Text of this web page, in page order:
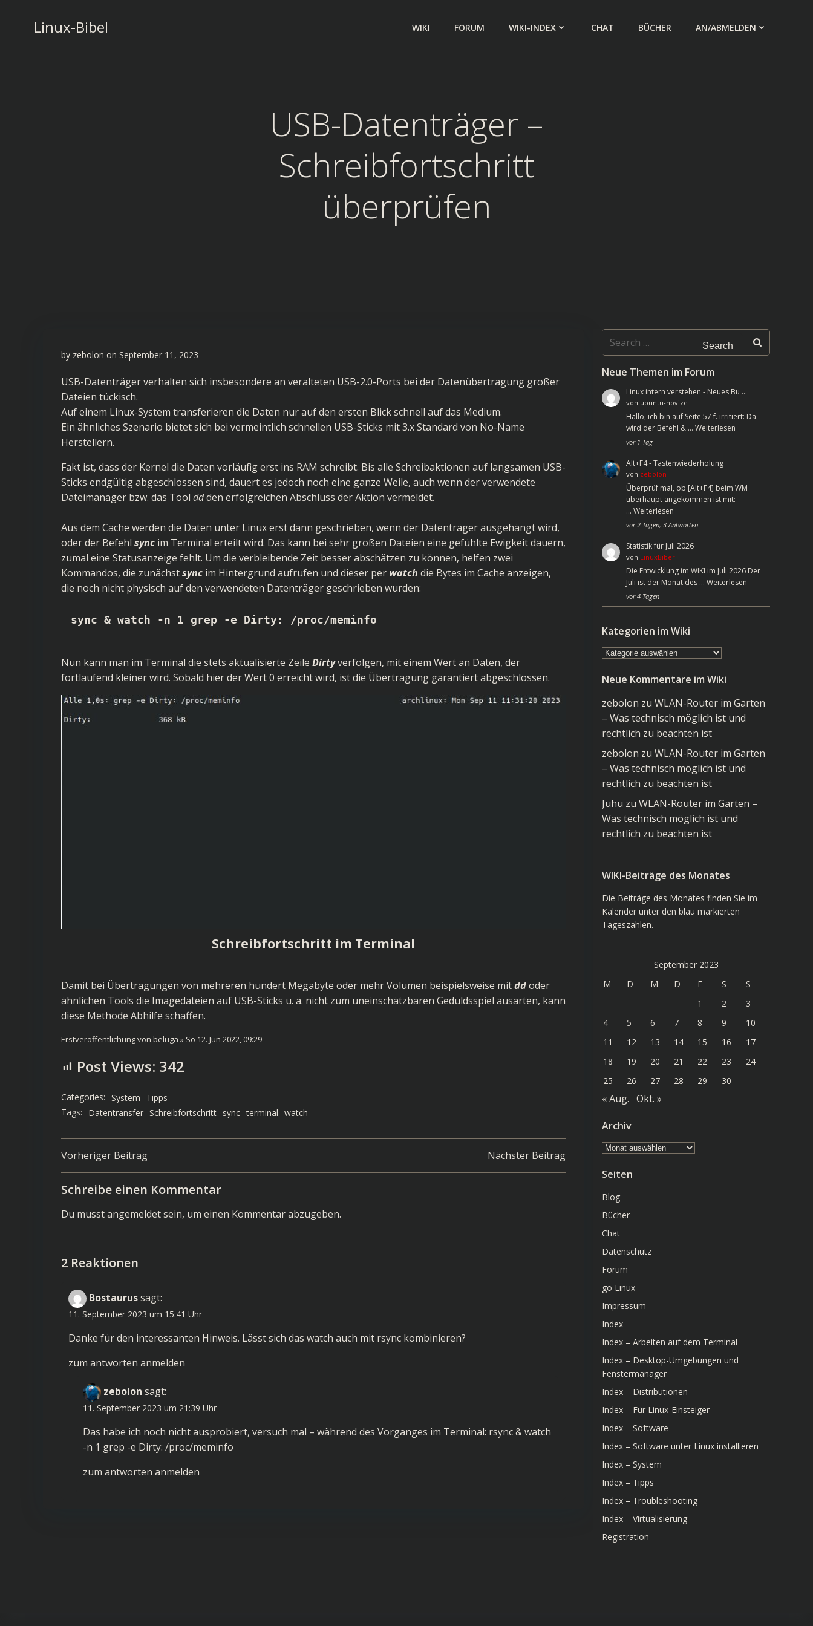
springenLinux-Bibel WIKI FORUM WIKI-INDEX CHAT BÜCHER AN/ABMELDEN
USB-Datenträger –
Schreibfortschritt
überprüfen
by zebolon on September 11, 2023
USB-Datenträger verhalten sich insbesondere an veralteten USB-2.0-Ports bei der Datenübertragung großer
Dateien tückisch.
Auf einem Linux-System transferieren die Daten nur auf den ersten Blick schnell auf das Medium.
Ein ähnliches Szenario bietet sich bei vermeintlich schnellen USB-Sticks mit 3.x Standard von No-Name
Herstellern.
Fakt ist, dass der Kernel die Daten vorläufig erst ins RAM schreibt. Bis alle Schreibaktionen auf langsamen USB-
Sticks endgültig abgeschlossen sind, dauert es jedoch noch eine ganze Weile, auch wenn der verwendete
Dateimanager bzw. das Tool ddden erfolgreichen Abschluss der Aktion vermeldet.
Aus dem Cache werden die Daten unter Linux erst dann geschrieben, wenn der Datenträger ausgehängt wird,
oder der Befehl sync im Terminal erteilt wird. Das kann bei sehr großen Dateien eine gefühlte Ewigkeit dauern,
zumal eine Statusanzeige fehlt. Um die verbleibende Zeit besser abschätzen zu können, helfen zwei
Kommandos, die zunächstsync im Hintergrund aufrufen und dieser per watch die Bytes im Cache anzeigen,
die noch nicht physisch auf den verwendeten Datenträger geschrieben wurden:
sync & watch -n 1 grep -e Dirty: /proc/meminfo
Nun kann man im Terminal die stets aktualisierte Zeile Dirtyverfolgen, mit einem Wert an Daten, der
fortlaufend kleiner wird. Sobald hier der Wert 0 erreicht wird, ist die Übertragung garantiert abgeschlossen.
Schreibfortschritt im Terminal
Damit bei Übertragungen von mehreren hundert Megabyte oder mehr Volumen beispielsweise mitddoder
ähnlichen Tools die Imagedateien auf USB-Sticks u. ä. nicht zum uneinschätzbaren Geduldsspiel ausarten, kann
diese Methode Abhilfe schaffen.
Erstveröffentlichung von beluga » So 12. Jun 2022, 09:29
Post Views: 342
Categories: System
Tipps
Tags:
Datentransfer Schreibfortschritt sync terminal watch
Post
navigation
Vorheriger Beitrag Nächster Beitrag
Schreibe einen Kommentar
Du musstangemeldetsein, um einen Kommentar abzugeben.
2 Reaktionen
Bostaurussagt:
11. September 2023 um 15:41 Uhr
Danke für den interessanten Hinweis. Lässt sich das watch auch mit rsync kombinieren?
zum antworten anmelden
zebolon sagt:
11. September 2023 um 21:39 Uhr
Das habe ich noch nicht ausprobiert, versuch mal – während des Vorganges im Terminal: rsync & watch
-n 1 grep -e Dirty: /proc/meminfo
zum antworten anmelden
Search
for:
Neue Themen im Forum
Linux intern verstehen - Neues Bu …
von ubuntu-novize
Hallo, ich bin auf Seite 57 f. irritiert: Da
wird der Befehl & … Weiterlesen
vor 1 Tag
Alt+F4 - Tastenwiederholung
von zebolon
Überprüf mal, ob [Alt+F4] beim WM
überhaupt angekommen ist mit:
… Weiterlesen
vor 2 Tagen, 3 Antworten
Statistik für Juli 2026
von LinuxBiber
Die Entwicklung im WIKI im Juli 2026 Der
Juli ist der Monat des … Weiterlesen
vor 4 Tagen
Kategorien im Wiki
Kategorien
Wiki
Neue Kommentare im Wiki
zebolon zu WLAN-Router im Garten
– Was technisch möglich ist und
rechtlich zu beachten ist
zebolon zu WLAN-Router im Garten
– Was technisch möglich ist und
rechtlich zu beachten ist
Juhu zu WLAN-Router im Garten –
Was technisch möglich ist und
rechtlich zu beachten ist
WIKI-Beiträge des Monates
Die Beiträge des Monates finden Sie im
Kalender unter den blau markierten
Tageszahlen.
September 2023
M
D M D F S
S
1
2
3
4
5 6 7 8 9
10
11
12 13 14 15 16
17
18
19 20 21 22 23
24
25
26 27 28 29 30
« Aug. Okt. »
Archiv
Archiv
Seiten
Blog
Bücher
Chat
Datenschutz
Forum
go Linux
Impressum
Index
Index – Arbeiten auf dem Terminal
Index – Desktop-Umgebungen und
Fenstermanager
Index – Distributionen
Index – Für Linux-Einsteiger
Index – Software
Index – Software unter Linux installieren
Index – System
Index – Tipps
Index – Troubleshooting
Index – Virtualisierung
Registration